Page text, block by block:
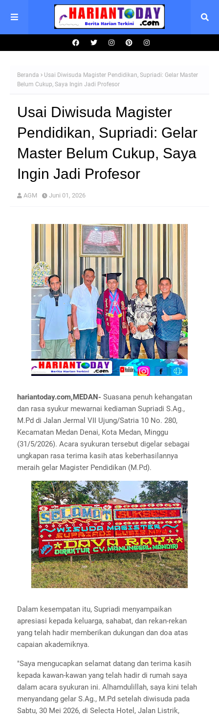
Beranda
Usai Diwisuda Magister Pendidikan, Supriadi: Gelar Master
Belum Cukup, Saya Ingin Jadi Profesor
Usai Diwisuda Magister
Pendidikan, Supriadi: Gelar
Master Belum Cukup, Saya
Ingin Jadi Profesor
AGM Juni 01, 2026
hariantoday.com,MEDAN- Suasana penuh kehangatan
dan rasa syukur mewarnai kediaman Supriadi S.Ag.,
M.Pd di Jalan Jermal VII Ujung/Satria 10 No. 280,
Kecamatan Medan Denai, Kota Medan, Minggu
(31/5/2026). Acara syukuran tersebut digelar sebagai
ungkapan rasa terima kasih atas keberhasilannya
meraih gelar Magister Pendidikan (M.Pd).
Dalam kesempatan itu, Supriadi menyampaikan
apresiasi kepada keluarga, sahabat, dan rekan-rekan
yang telah hadir memberikan dukungan dan doa atas
capaian akademiknya.
"Saya mengucapkan selamat datang dan terima kasih
kepada kawan-kawan yang telah hadir di rumah saya
dalam acara syukuran ini. Alhamdulillah, saya kini telah
menyandang gelar S.Ag., M.Pd setelah diwisuda pada
Sabtu, 30 Mei 2026, di Selecta Hotel, Jalan Listrik,